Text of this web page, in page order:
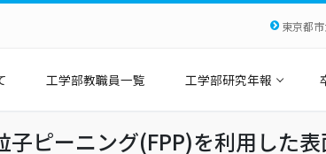
東京都市
工学部教職員一覧 工学部研究年報
ピーニング(FPP)を利用した